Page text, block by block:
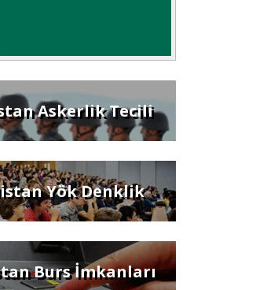
Askerlik Tecili
Yök Denklik
Burs İmkanları